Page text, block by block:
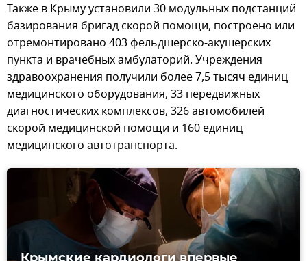
Также в Крыму установили 30 модульных подстанций
базирования бригад скорой помощи, построено или
отремонтировано 403 фельдшерско-акушерских
пункта и врачебных амбулаторий. Учреждения
здравоохранения получили более 7,5 тысяч единиц
медицинского оборудования, 33 передвижных
диагностических комплексов, 326 автомобилей
скорой медицинской помощи и 160 единиц
медицинского автотранспорта.
Крымские кардиологи впервые